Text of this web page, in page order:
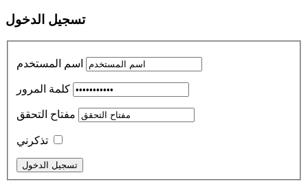
تسجيل الدخول
اسم المستخدم
كلمة المرور
مفتاح التحقق
تذكرني